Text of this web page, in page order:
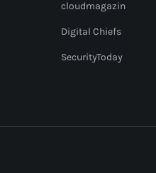
cloudmagazin
Digital Chiefs
SecurityToday